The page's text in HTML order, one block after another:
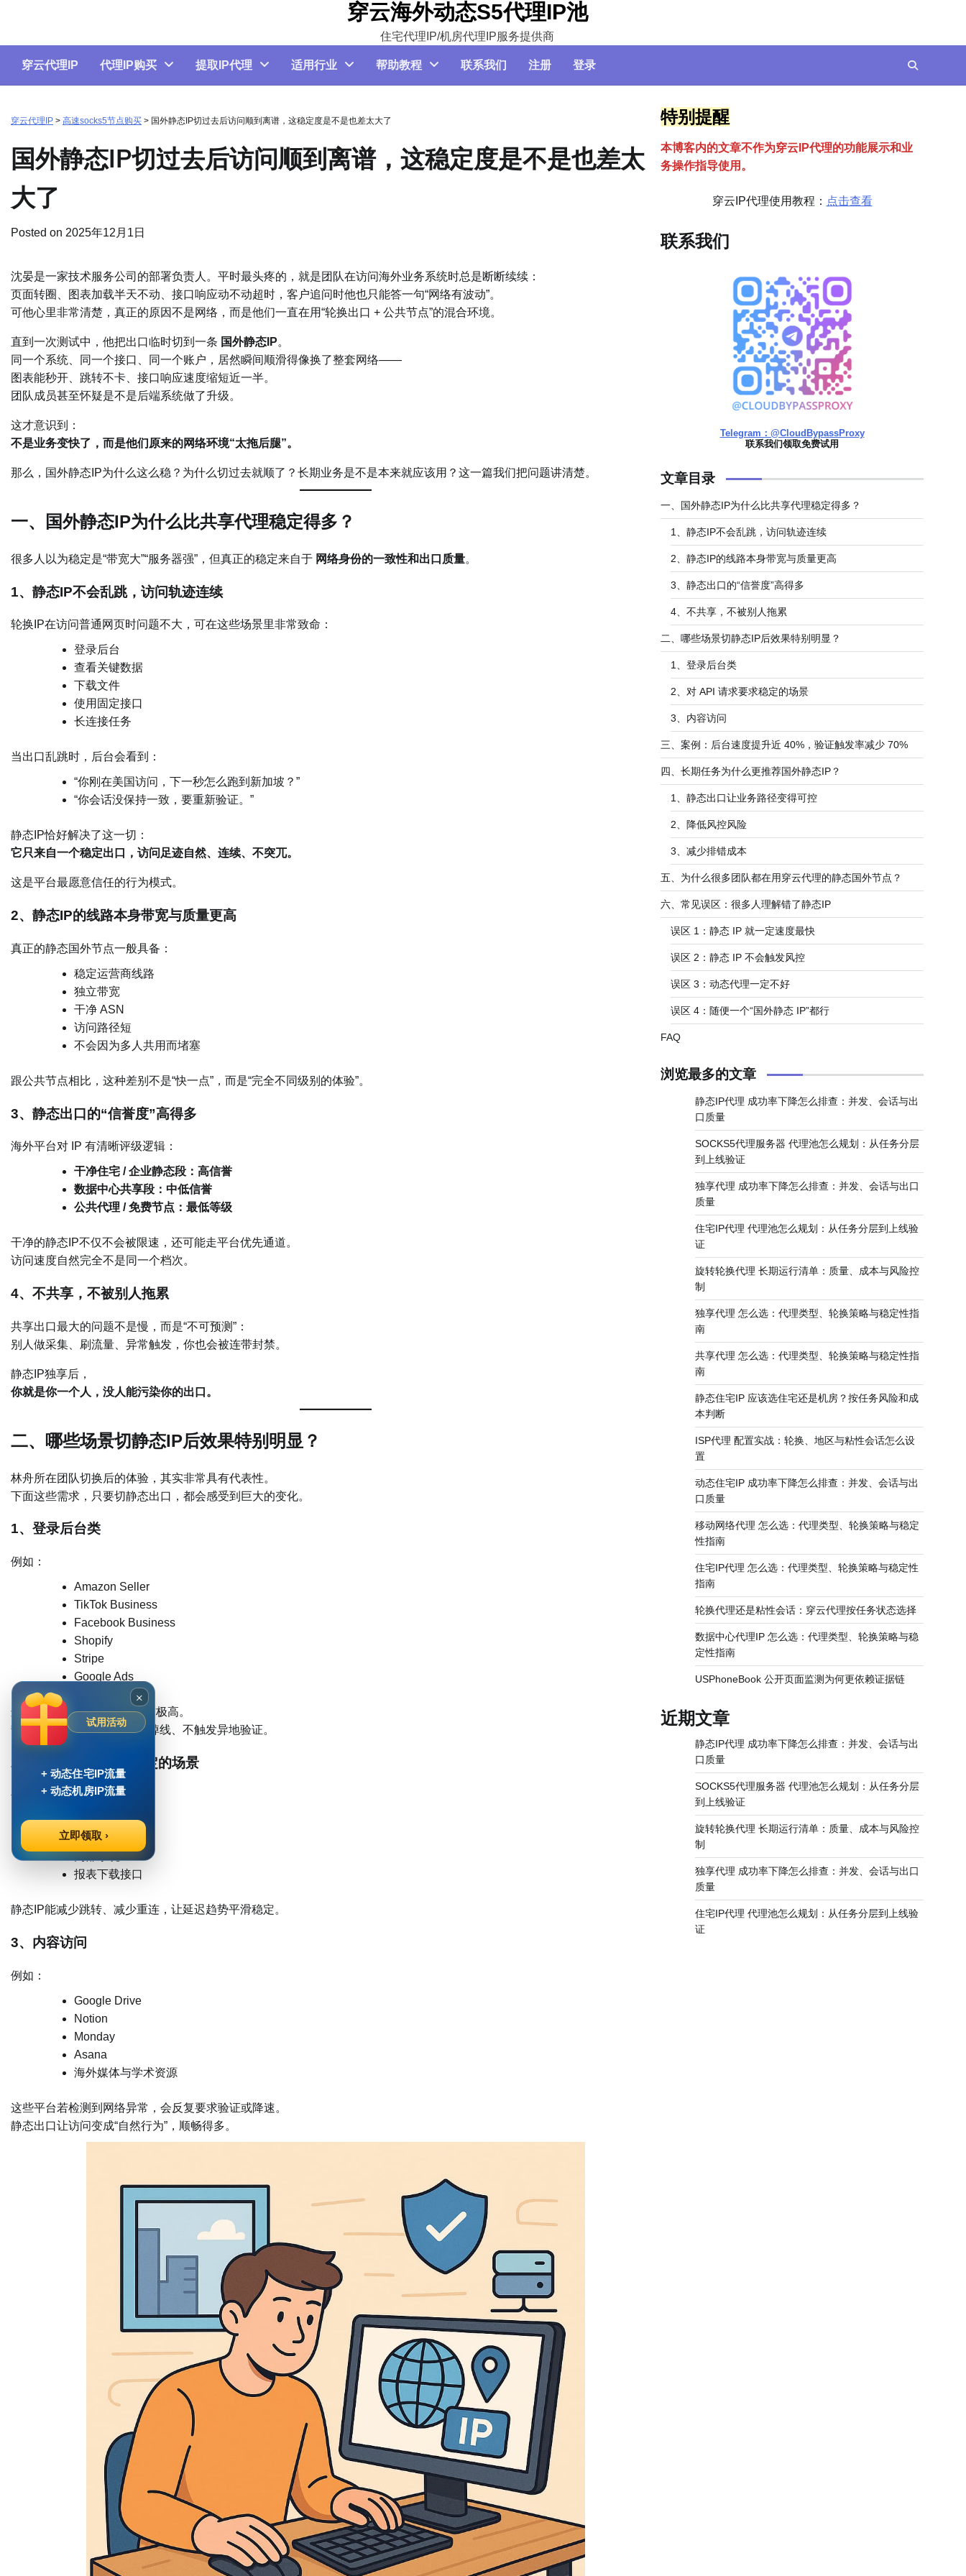
content
穿云海外动态S5代理IP池
住宅代理IP/机房代理IP服务提供商
穿云代理IP 代理IP购买 提取IP代理 适用行业 帮助教程 联系我们 注册 登录
穿云代理IP > 高速socks5节点购买 > 国外静态IP切过去后访问顺到离谱，这稳定度是不是也差太大了
国外静态IP切过去后访问顺到离谱，这稳定度是不是也差太
大了
Posted on 2025年12月1日
沈晏是一家技术服务公司的部署负责人。平时最头疼的，就是团队在访问海外业务系统时总是断断续续：
页面转圈、图表加载半天不动、接口响应动不动超时，客户追问时他也只能答一句“网络有波动”。
可他心里非常清楚，真正的原因不是网络，而是他们一直在用“轮换出口 + 公共节点”的混合环境。
直到一次测试中，他把出口临时切到一条 国外静态IP。
同一个系统、同一个接口、同一个账户，居然瞬间顺滑得像换了整套网络——
图表能秒开、跳转不卡、接口响应速度缩短近一半。
团队成员甚至怀疑是不是后端系统做了升级。
这才意识到：
不是业务变快了，而是他们原来的网络环境“太拖后腿”。
那么，国外静态IP为什么这么稳？为什么切过去就顺了？长期业务是不是本来就应该用？这一篇我们把问题讲清楚。
一、国外静态IP为什么比共享代理稳定得多？
很多人以为稳定是“带宽大”“服务器强”，但真正的稳定来自于 网络身份的一致性和出口质量。
1、静态IP不会乱跳，访问轨迹连续
轮换IP在访问普通网页时问题不大，可在这些场景里非常致命：
登录后台
查看关键数据
下载文件
使用固定接口
长连接任务
当出口乱跳时，后台会看到：
“你刚在美国访问，下一秒怎么跑到新加坡？”
“你会话没保持一致，要重新验证。”
静态IP恰好解决了这一切：
它只来自一个稳定出口，访问足迹自然、连续、不突兀。
这是平台最愿意信任的行为模式。
2、静态IP的线路本身带宽与质量更高
真正的静态国外节点一般具备：
稳定运营商线路
独立带宽
干净 ASN
访问路径短
不会因为多人共用而堵塞
跟公共节点相比，这种差别不是“快一点”，而是“完全不同级别的体验”。
3、静态出口的“信誉度”高得多
海外平台对 IP 有清晰评级逻辑：
干净住宅 / 企业静态段：高信誉
数据中心共享段：中低信誉
公共代理 / 免费节点：最低等级
干净的静态IP不仅不会被限速，还可能走平台优先通道。
访问速度自然完全不是同一个档次。
4、不共享，不被别人拖累
共享出口最大的问题不是慢，而是“不可预测”：
别人做采集、刷流量、异常触发，你也会被连带封禁。
静态IP独享后，
你就是你一个人，没人能污染你的出口。
二、哪些场景切静态IP后效果特别明显？
林舟所在团队切换后的体验，其实非常具有代表性。
下面这些需求，只要切静态出口，都会感受到巨大的变化。
1、登录后台类
例如：
Amazon Seller
TikTok Business
Facebook Business
Shopify
Stripe
Google Ads
这些后台对“访问一致性”要求极高。
静态IP能保证会话稳定、不掉线、不触发异地验证。
2、对 API 请求要求稳定的场景
包括：
数据获取接口
图表渲染接口
报表下载接口
静态IP能减少跳转、减少重连，让延迟趋势平滑稳定。
3、内容访问
例如：
Google Drive
Notion
Monday
Asana
海外媒体与学术资源
这些平台若检测到网络异常，会反复要求验证或降速。
静态出口让访问变成“自然行为”，顺畅得多。
特别提醒
本博客内的文章不作为穿云 P代理的功能展示和业
务操作指导使用。
穿云IP代理使用教程： 点击查看
联系我们
Telegram：@CloudBypassProxy
联系我们领取免费试用
文章目录
一、国外静态IP为什么比共享代理稳定得多？
1、静态IP不会乱跳，访问轨迹连续
2、静态IP的线路本身带宽与质量更高
3、静态出口的“信誉度”高得多
4、不共享，不被别人拖累
二、哪些场景切静态IP后效果特别明显？
1、登录后台类
2、对 API 请求要求稳定的场景
3、内容访问
三、案例：后台速度提升近 40%，验证触发率减少 70%
四、长期任务为什么更推荐国外静态IP？
1、静态出口让业务路径变得可控
2、降低风控风险
3、减少排错成本
五、为什么很多团队都在用穿云代理的静态国外节点？
六、常见误区：很多人理解错了静态IP
误区 1：静态 IP 就一定速度最快
误区 2：静态 IP 不会触发风控
误区 3：动态代理一定不好
误区 4：随便一个“国外静态 IP”都行
FAQ
浏览最多的文章
静态IP代理 成功率下降怎么排查：并发、会话与出
口质量
SOCKS5代理服务器 代理池怎么规划：从任务分层
到上线验证
独享代理 成功率下降怎么排查：并发、会话与出口
质量
住宅IP代理 代理池怎么规划：从任务分层到上线验
证
旋转轮换代理 长期运行清单：质量、成本与风险控
制
独享代理 怎么选：代理类型、轮换策略与稳定性指
南
共享代理 怎么选：代理类型、轮换策略与稳定性指
南
静态住宅IP 应该选住宅还是机房？按任务风险和成
本判断
ISP代理 配置实战：轮换、地区与粘性会话怎么设
置
动态住宅IP 成功率下降怎么排查：并发、会话与出
口质量
移动网络代理 怎么选：代理类型、轮换策略与稳定
性指南
住宅IP代理 怎么选：代理类型、轮换策略与稳定性
指南
轮换代理还是粘性会话：穿云代理按任务状态选择
数据中心代理IP 怎么选：代理类型、轮换策略与稳
定性指南
USPhoneBook 公开页面监测为何更依赖证据链
近期文章
静态IP代理 成功率下降怎么排查：并发、会话与出
口质量
SOCKS5代理服务器 代理池怎么规划：从任务分层
到上线验证
旋转轮换代理 长期运行清单：质量、成本与风险控
制
独享代理 成功率下降怎么排查：并发、会话与出口
质量
住宅IP代理 代理池怎么规划：从任务分层到上线验
证
×
试用活动
+ 动态住宅IP流量
+ 动态机房IP流量
立即领取 ›